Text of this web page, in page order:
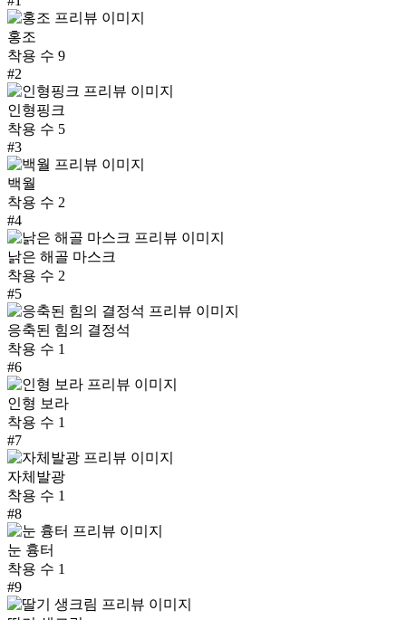
홍조
착용 수 9
#2
인형핑크
착용 수 5
#3
백월
착용 수 2
#4
낡은 해골 마스크
착용 수 2
#5
응축된 힘의 결정석
착용 수 1
#6
인형 보라
착용 수 1
#7
자체발광
착용 수 1
#8
눈 흉터
착용 수 1
#9